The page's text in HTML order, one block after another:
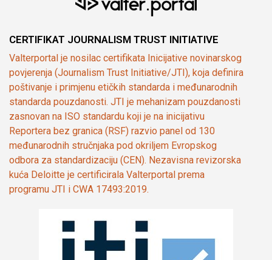
CERTIFIKAT JOURNALISM TRUST INITIATIVE
Valterportal je nosilac certifikata Inicijative novinarskog
povjerenja (Journalism Trust Initiative/JTI), koja definira
poštivanje i primjenu etičkih standarda i međunarodnih
standarda pouzdanosti. JTI je mehanizam pouzdanosti
zasnovan na ISO standardu koji je na inicijativu
Reportera bez granica (RSF) razvio panel od 130
međunarodnih stručnjaka pod okriljem Evropskog
odbora za standardizaciju (CEN). Nezavisna revizorska
kuća Deloitte je certificirala Valterportal prema
programu JTI i CWA 17493:2019.